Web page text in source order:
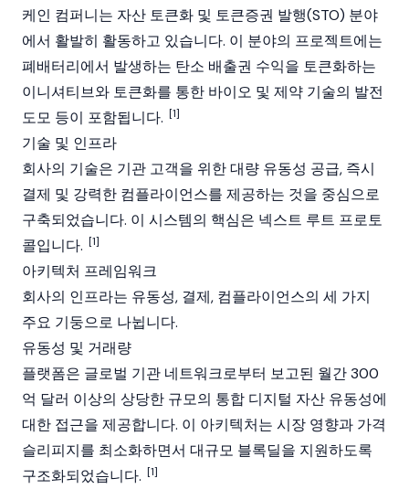
케인 컴퍼니는 자산 토큰화 및 토큰증권 발행(STO) 분야
에서 활발히 활동하고 있습니다. 이 분야의 프로젝트에는
폐배터리에서 발생하는 탄소 배출권 수익을 토큰화하는
이니셔티브와 토큰화를 통한 바이오 및 제약 기술의 발전
도모 등이 포함됩니다. [1]
기술 및 인프라
회사의 기술은 기관 고객을 위한 대량 유동성 공급, 즉시
결제 및 강력한 컴플라이언스를 제공하는 것을 중심으로
구축되었습니다. 이 시스템의 핵심은 넥스트 루트 프로토
콜입니다. [1]
아키텍처 프레임워크
회사의 인프라는 유동성, 결제, 컴플라이언스의 세 가지
주요 기둥으로 나뉩니다.
유동성 및 거래량
플랫폼은 글로벌 기관 네트워크로부터 보고된 월간 300
억 달러 이상의 상당한 규모의 통합 디지털 자산 유동성에
대한 접근을 제공합니다. 이 아키텍처는 시장 영향과 가격
슬리피지를 최소화하면서 대규모 블록딜을 지원하도록
구조화되었습니다. [1]